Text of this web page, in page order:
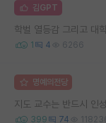
김GPT
학벌 열등감 그리고 대
1 4 6266
명예의전당
지도 교수는 반드시 인
399 74